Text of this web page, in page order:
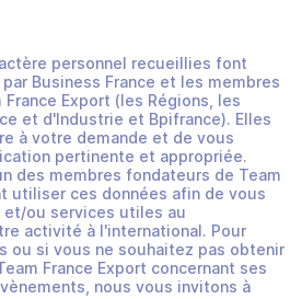
personnel recueillies font
Business France et les membres
Export (les Régions, les
et d'Industrie et Bpifrance). Elles
à votre demande et de vous
pertinente et appropriée.
des membres fondateurs de Team
utiliser ces données afin de vous
ou services utiles au
activité à l'international. Pour
ou si vous ne souhaitez pas obtenir
France Export concernant ses
nous vous invitons à